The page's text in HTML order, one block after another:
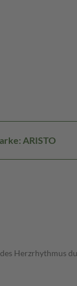
ARISTO
Herzrhythmus